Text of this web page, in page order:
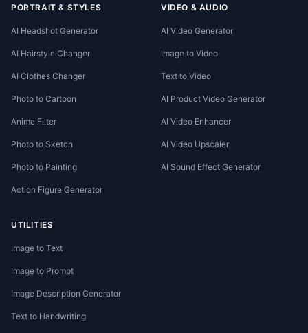
PORTRAIT & STYLES
AI Headshot Generator
AI Hairstyle Changer
AI Clothes Changer
Photo to Cartoon
Anime Filter
Photo to Sketch
Photo to Painting
Action Figure Generator
VIDEO & AUDIO
AI Video Generator
Image to Video
Text to Video
AI Product Video Generator
AI Video Enhancer
AI Video Upscaler
AI Sound Effect Generator
UTILITIES
Image to Text
Image to Prompt
Image Description Generator
Text to Handwriting